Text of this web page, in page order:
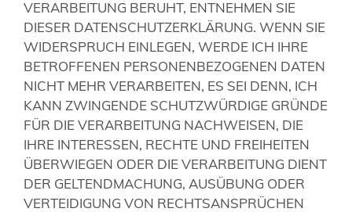
VERARBEITUNG BERUHT, ENTNEHMEN SIE
DIESER DATENSCHUTZERKLÄRUNG. WENN SIE
WIDERSPRUCH EINLEGEN, WERDE ICH IHRE
BETROFFENEN PERSONENBEZOGENEN DATEN
NICHT MEHR VERARBEITEN, ES SEI DENN, ICH
KANN ZWINGENDE SCHUTZWÜRDIGE GRÜNDE
FÜR DIE VERARBEITUNG NACHWEISEN, DIE
IHRE INTERESSEN, RECHTE UND FREIHEITEN
ÜBERWIEGEN ODER DIE VERARBEITUNG DIENT
DER GELTENDMACHUNG, AUSÜBUNG ODER
VERTEIDIGUNG VON RECHTSANSPRÜCHEN